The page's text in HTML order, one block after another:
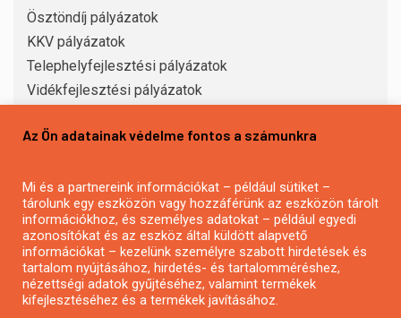
Ösztöndíj pályázatok
KKV pályázatok
Telephelyfejlesztési pályázatok
Vidékfejlesztési pályázatok
Eszközbeszerzési pályázatok
Falusi turizmus pályázatok
Munkahelyteremtő pályázatok
Pályázatok egyéni vállalkozóknak
Művészeti pályázatok
Kulturális pályázatok
Kisfaludy Program
Az Ön adatainak védelme fontos a számunkra
Mi és a partnereink információkat – például sütiket –
tárolunk egy eszközön vagy hozzáférünk az eszközön tárolt
információkhoz, és személyes adatokat – például egyedi
azonosítókat és az eszköz által küldött alapvető
információkat – kezelünk személyre szabott hirdetések és
tartalom nyújtásához, hirdetés- és tartalomméréshez,
nézettségi adatok gyűjtéséhez, valamint termékek
kifejlesztéséhez és a termékek javításához.